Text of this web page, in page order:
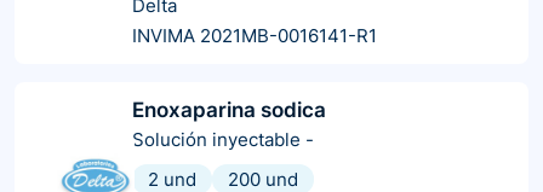
Delta
INVIMA 2021MB-0016141-R1
Enoxaparina sodica
Solución inyectable -
2 und
200 und